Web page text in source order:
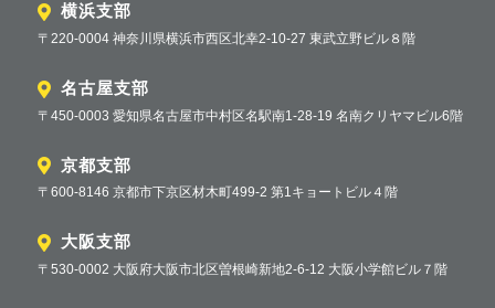
横浜支部
〒220-0004 神奈川県横浜市西区北幸2-10-27 東武立野ビル８階
名古屋支部
〒450-0003 愛知県名古屋市中村区名駅南1-28-19 名南クリヤマビル6階
京都支部
〒600-8146 京都市下京区材木町499-2 第1キョートビル４階
大阪支部
〒530-0002 大阪府大阪市北区曽根崎新地2-6-12 大阪小学館ビル７階